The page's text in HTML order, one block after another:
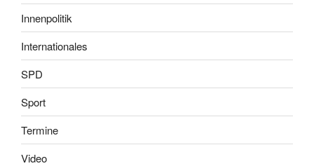
Innenpolitik
Internationales
SPD
Sport
Termine
Video